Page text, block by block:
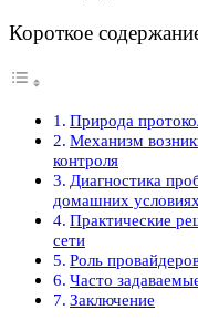
Короткое
Природа
Механизм
контроля
Диагностика
домашних условиях
Практические
сети
Роль
Часто
Заключение